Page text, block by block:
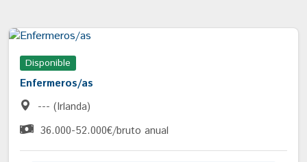
Disponible
Enfermeros/as
--- (Irlanda)
36.000-52.000€/bruto anual